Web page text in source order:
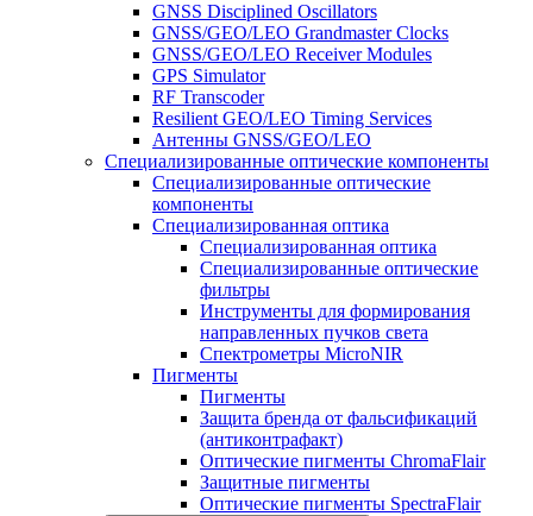
GNSS Disciplined Oscillators
GNSS/GEO/LEO Grandmaster Clocks
GNSS/GEO/LEO Receiver Modules
GPS Simulator
RF Transcoder
Resilient GEO/LEO Timing Services
Антенны GNSS/GEO/LEO
Специализированные оптические компоненты
Специализированные оптические
компоненты
Специализированная оптика
Специализированная оптика
Специализированные оптические
фильтры
Инструменты для формирования
направленных пучков света
Спектрометры MicroNIR
Пигменты
Пигменты
Защита бренда от фальсификаций
(антиконтрафакт)
Оптические пигменты ChromaFlair
Защитные пигменты
Оптические пигменты SpectraFlair